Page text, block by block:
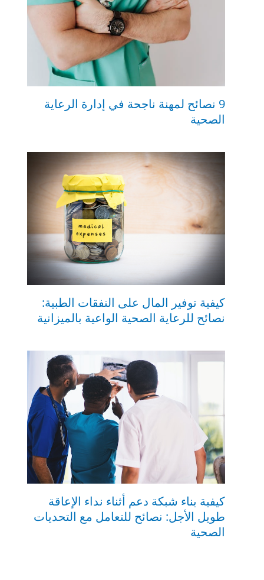
9 نصائح لمهنة ناجحة في إدارة الرعاية
الصحية
كيفية توفير المال على النفقات الطبية:
نصائح للرعاية الصحية الواعية بالميزانية
كيفية بناء شبكة دعم أثناء نداء الإعاقة
طويل الأجل: نصائح للتعامل مع التحديات
الصحية